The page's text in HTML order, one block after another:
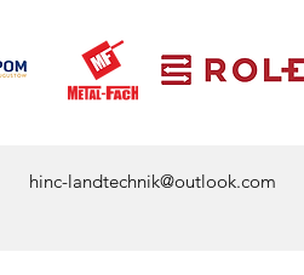
hinc-landtechnik@outlook.com